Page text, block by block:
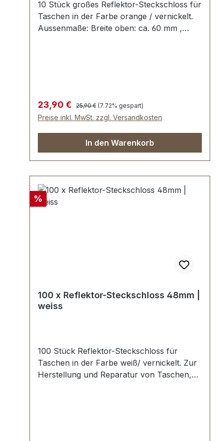
10 Stück großes Reflektor-Steckschloss für
Taschen in der Farbe orange / vernickelt.
Aussenmaße: Breite oben: ca. 60 mm ,
der beiliegenden Unterlegscheibe einfach
befestigt. Lieferumfang: 10 Stück
Reflektorsteckschloss, bestehend aus
Oberteil und Unterteil 10 Stück Klammer
(zur Befestigung des Oberteils) 10 Stück
Unterlegscheibe (zur Befestigung des
Verkaufspreis:
23,90 € Regulärer Preis:
25,90 € (7.72% gespart)
Preise inkl. MwSt. zzgl. Versandkosten
In den Warenkorb
Rabatt
%
100 x Reflektor-Steckschloss 48mm |
weiss
100 Stück Reflektor-Steckschloss für
Taschen in der Farbe weiß/ vernickelt. Zur
Herstellung und Reparatur von Taschen,